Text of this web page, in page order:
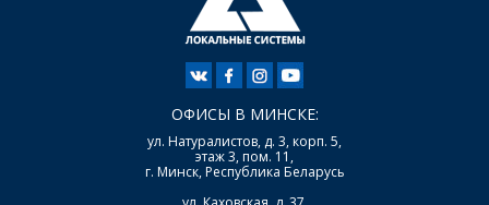
ОФИСЫ В МИНСКЕ:
ул. Натуралистов, д. 3, корп. 5,
этаж 3, пом. 11,
г. Минск, Республика Беларусь